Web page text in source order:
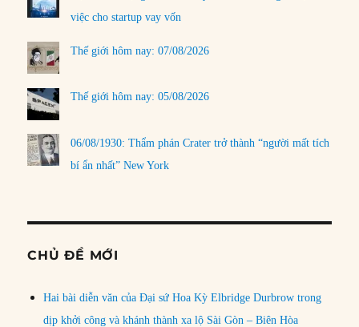
việc cho startup vay vốn
Thế giới hôm nay: 07/08/2026
Thế giới hôm nay: 05/08/2026
06/08/1930: Thẩm phán Crater trở thành “người mất tích
bí ẩn nhất” New York
CHỦ ĐỀ MỚI
Hai bài diễn văn của Đại sứ Hoa Kỳ Elbridge Durbrow trong
dịp khởi công và khánh thành xa lộ Sài Gòn – Biên Hòa